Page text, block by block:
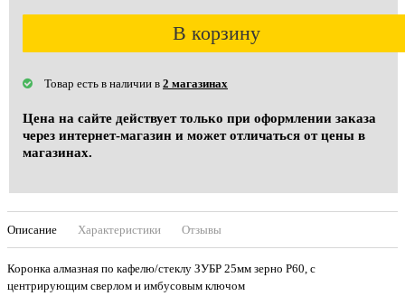
В корзину
Товар есть в наличии в 2 магазинах
Цена на сайте действует только при оформлении заказа
через интернет-магазин и может отличаться от цены в
магазинах.
Описание Характеристики Отзывы
Коронка алмазная по кафелю/стеклу ЗУБР 25мм зерно Р60, с
центрирующим сверлом и имбусовым ключом